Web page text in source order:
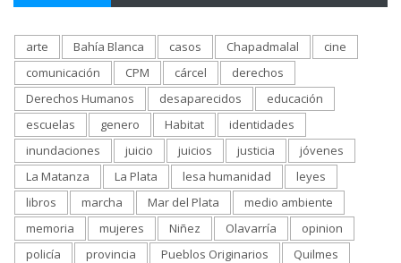
arte Bahía Blanca casos Chapadmalal
cine
comunicación
CPM cárcel
derechos
Derechos Humanos
desaparecidos
educación
escuelas
genero Habitat
identidades
inundaciones
juicio juicios justicia
jóvenes
La Matanza
La Plata lesa humanidad
leyes
libros
marcha Mar del Plata
medio ambiente
memoria
mujeres Niñez Olavarría
opinion
policía
provincia Pueblos Originarios
Quilmes